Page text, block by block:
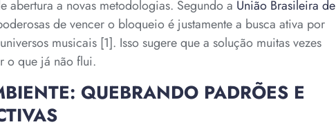
abertura a novas metodologias. Segundo a União Brasileira de
de vencer o bloqueio é justamente a busca ativa por
musicais [1]. Isso sugere que a solução muitas vezes
o que já não flui.
QUEBRANDO PADRÕES E